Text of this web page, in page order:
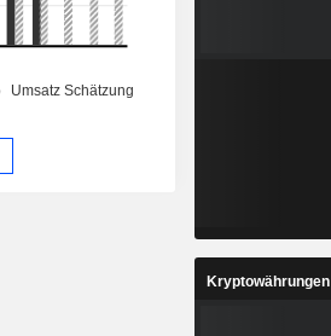
Kryptowährungen